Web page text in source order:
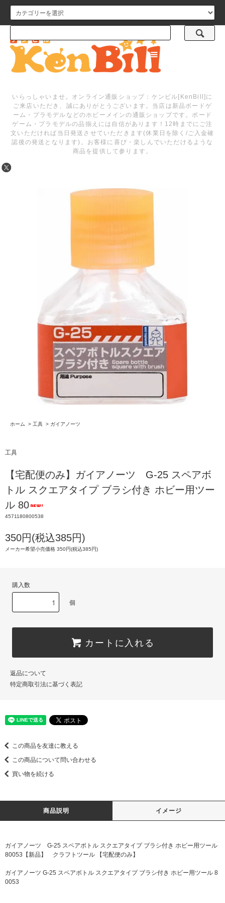
メニュー
いらっしゃいませ。オンライン通販ショップ：ケンビル[KenBill]に
ご来店いただき、誠にありがとうございます。当店は新品ボードゲ
ーム・プラモデルなどのホビーメインの通販ショップです。ボード
ゲーム・プラモデルの品揃えには自信があります！12時までにご注
文いただければ当日発送させていただきます(休業日を除く/ご入金確
認後の発送となります)。お客様に喜び・楽しんでいただけるような
商品を提供して参ります。
ホーム > 工具 > ガイアノーツ
工具
【宅配便のみ】ガイアノーツ G-25 スペアボ
トル スクエアタイプ ブラシ付き ホビー用ツー
ル 80
4571180800538
350円(税込385円)
メーカー希望小売価格 350円(税込385円)
購入数
個
カートに入れる
返品について
特定商取引法に基づく表記
この商品を友達に教える
この商品について問い合わせる
買い物を続ける
商品説明 イメージ
ガイアノーツ G-25 スペアボトル スクエアタイプ ブラシ付き ホビー用ツール
80053【新品】 クラフトツール 【宅配便のみ】
ガイアノーツ G-25 スペアボトル スクエアタイプ ブラシ付き ホビー用ツール 8
0053